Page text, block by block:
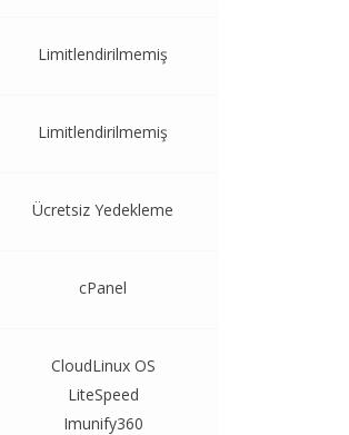
Limitlendirilmemiş
Limitlendirilmemiş
Ücretsiz Yedekleme
cPanel
CloudLinux OS
LiteSpeed
Imunify360